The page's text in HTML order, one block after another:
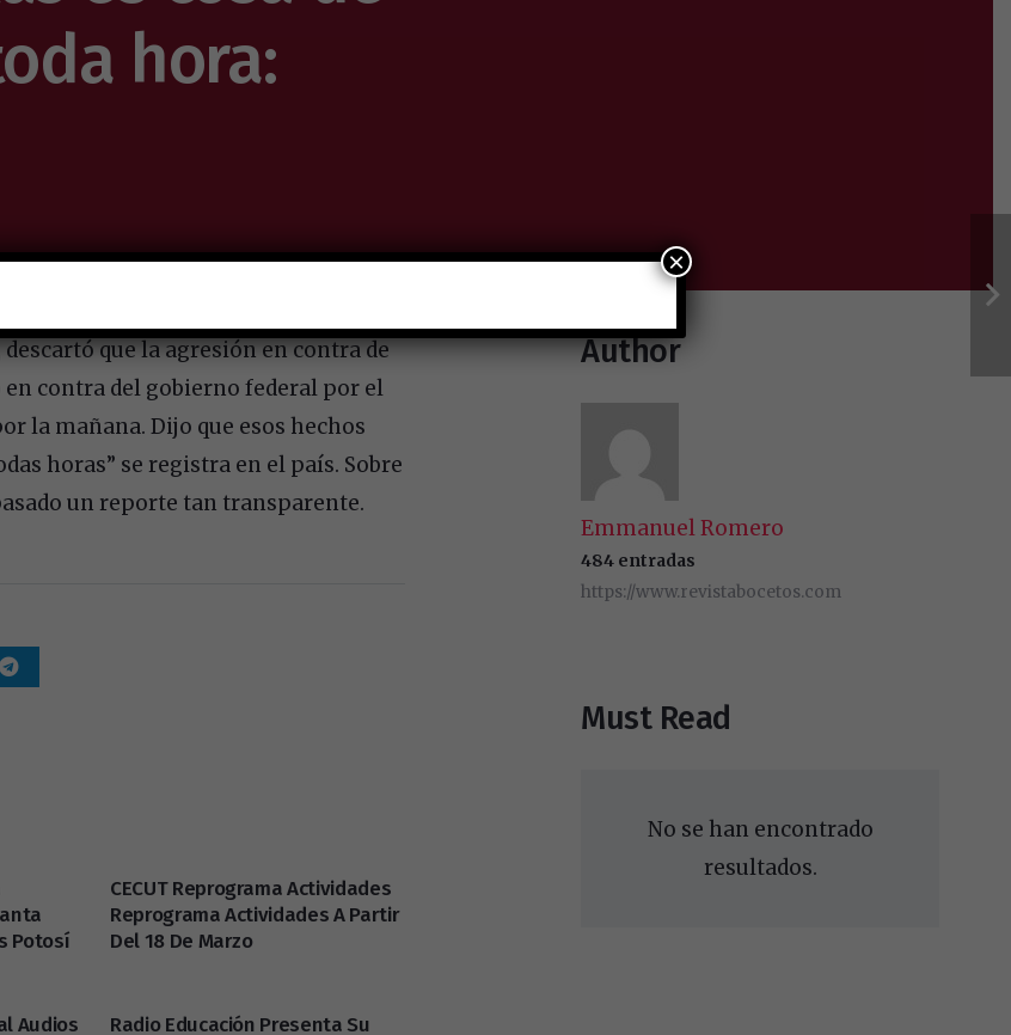
hora:
que la agresión en contra de
contra del gobierno federal por el
la mañana. Dijo que esos hechos
horas
se registra en el país. Sobre
un reporte tan transparente.
Potosí
CECUT Reprograma Actividades
Reprograma Actividades A Partir
Del 18 De Marzo
Audios Radio Educación Presenta Su
Author
Emmanuel Romero
484 entradas
https://www.revistabocetos.com
Must Read
No se han encontrado
resultados.
×